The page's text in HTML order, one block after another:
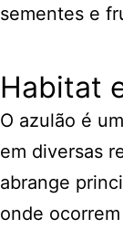
sementes e
Habitat
O azulão é
em diversas
abrange
onde